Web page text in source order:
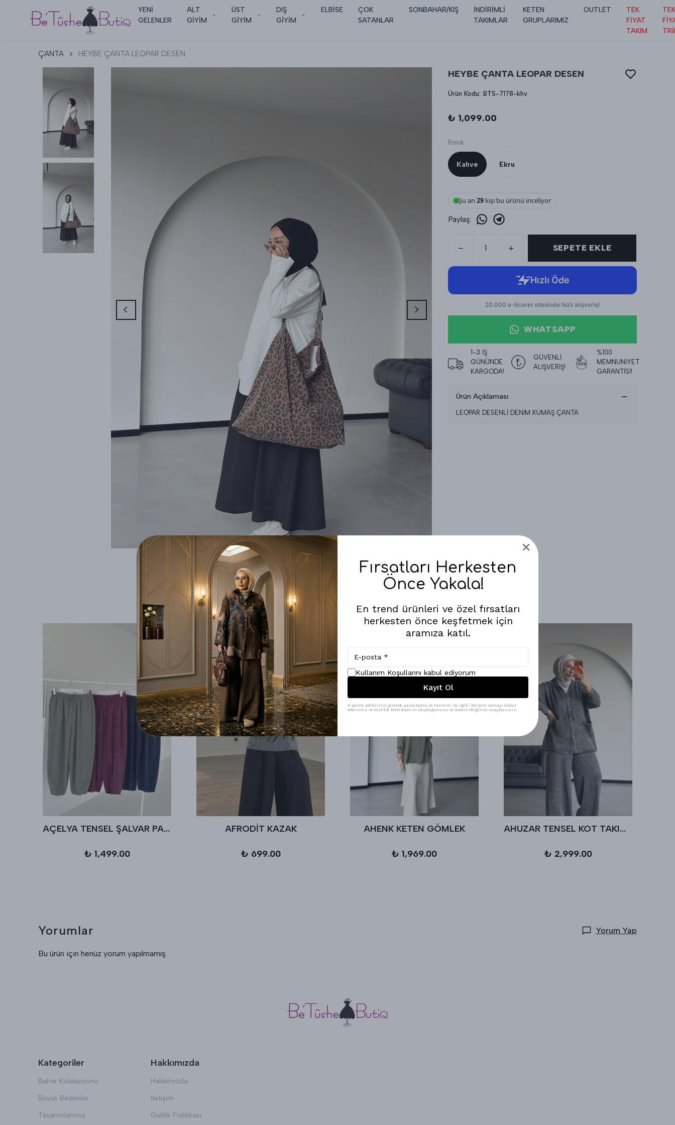
YENİ
GELENLER
ALT
GİYİM
ÜST
GİYİM
DIŞ
GİYİM
ELBİSE
ÇOK
SATANLAR
SONBAHAR/KIŞ
İNDİRİMLİ
TAKIMLAR
KETEN
GRUPLARIMIZ
OUTLET
TEK
FİYAT
TAKIM
TEK
ÇANTA HEYBE ÇANTA LEOPAR DESEN
HEYBE ÇANTA LEOPAR DESEN
Ürün Kodu: BTS-7178-khv
₺ 1,099.00
Renk
Kahve Ekru
Şu an 29kişi bu ürünü inceliyor
Paylaş:
SEPETE EKLE
WHATSAPP
1-3 İŞ
GÜNÜNDE
KARGODA!
GÜVENLİ
ALIŞVERİŞ!
%100
MEMNUNİYET
GARANTİSİ!
Ürün Açıklaması
LEOPAR DESENLİ DENİM KUMAŞ ÇANTA
Benzer Ürünler
AÇELYA TENSEL ŞALVAR PANTALON
₺ 1,499.00
AFRODİT KAZAK
₺ 699.00
AHENK KETEN GÖMLEK
₺ 1,969.00
AHUZAR TENSEL KOT TAKIM - Antrasit
₺ 2,999.00
Yorumlar Yorum Yap
Bu ürün için henüz yorum yapılmamış.
Kategoriler
Bahar Koleksiyonu
Büyük Bedenler
Tasarımlarımız
Hakkımızda
Hakkımızda
İletişim
Gizlilik Politikası
Fırsatları Herkesten
Önce Yakala!
En trend ürünleri ve özel fırsatları
herkesten önce keşfetmek için
aramıza katıl.
Kullanım Koşullarını kabul ediyorum
Kayıt Ol
E-posta adresinizi girerek pazarlama ve tanıtım ile ilgili iletişim almayı kabul
edersiniz ve Gizlilik Politikamızı okuduğunuzu ve kabul ettiğinizi onaylarsınız.